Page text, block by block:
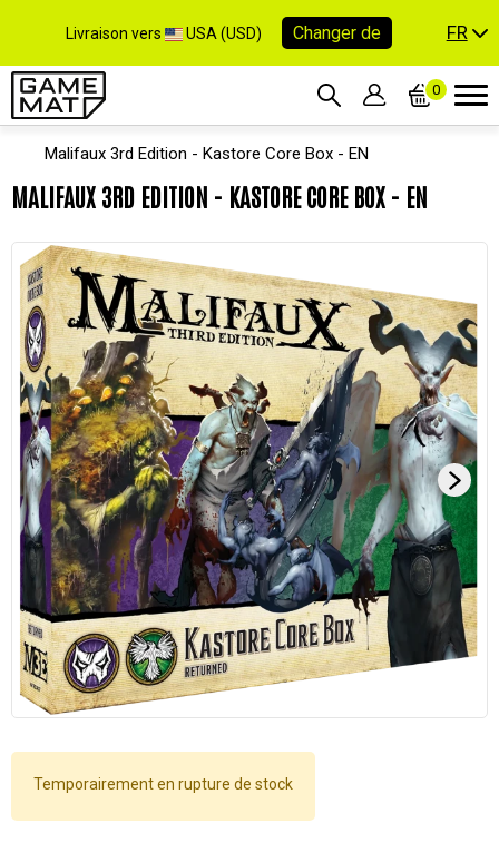
Livraison vers USA (USD) Changer de FR
0
Malifaux 3rd Edition - Kastore Core Box - EN
MALIFAUX 3RD EDITION - KASTORE CORE BOX - EN
Temporairement en rupture de stock